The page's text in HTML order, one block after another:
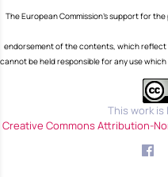
The European Commission's support for
endorsement of the contents, which reflect
cannot be held responsible for any use
This work
Creative Commons Attribution-